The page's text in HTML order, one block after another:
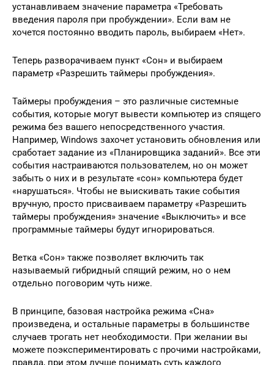
устанавливаем значение параметра «Требовать
введения пароля при пробуждении». Если вам не
хочется постоянно вводить пароль, выбираем «Нет».
Теперь разворачиваем пункт «Сон» и выбираем
параметр «Разрешить таймеры пробуждения».
Таймеры пробуждения – это различные системные
события, которые могут вывести компьютер из спящего
режима без вашего непосредственного участия.
Например, Windows захочет установить обновления или
сработает задание из «Планировщика заданий». Все эти
события настраиваются пользователем, но он может
забыть о них и в результате «сон» компьютера будет
«нарушаться». Чтобы не выискивать такие события
вручную, просто присваиваем параметру «Разрешить
таймеры пробуждения» значение «Выключить» и все
программные таймеры будут игнорироваться.
Ветка «Сон» также позволяет включить так
называемый гибридный спящий режим, но о нем
отдельно поговорим чуть ниже.
В принципе, базовая настройка режима «Сна»
произведена, и остальные параметры в большинстве
случаев трогать нет необходимости. При желании вы
можете поэкспериментировать с прочими настройками,
правда, при этом лучше понимать суть каждого